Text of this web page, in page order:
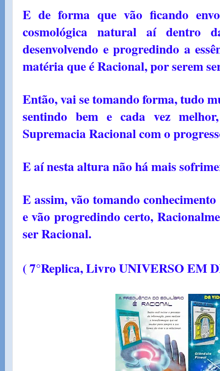
E de forma que vão ficando
cosmológica natural aí dentro
desenvolvendo e progredindo a
matéria que é Racional, por serem
Então, vai se tomando forma, tudo
sentindo bem e cada vez
Supremacia Racional com o
E aí nesta altura não há mais
E assim, vão tomando
e vão progredindo certo,
ser Racional.
( 7°Replica, Livro UNIVERSO EM